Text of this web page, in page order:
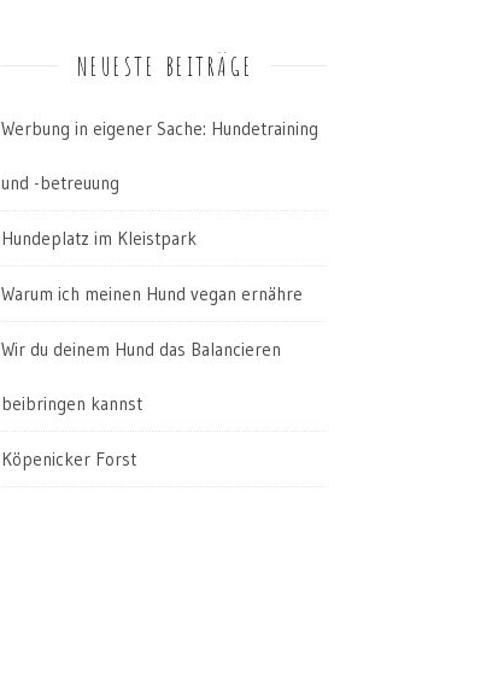
NEUESTE BEITRÄGE
Werbung in eigener Sache: Hundetraining
und -betreuung
Hundeplatz im Kleistpark
Warum ich meinen Hund vegan ernähre
Wir du deinem Hund das Balancieren
beibringen kannst
Köpenicker Forst